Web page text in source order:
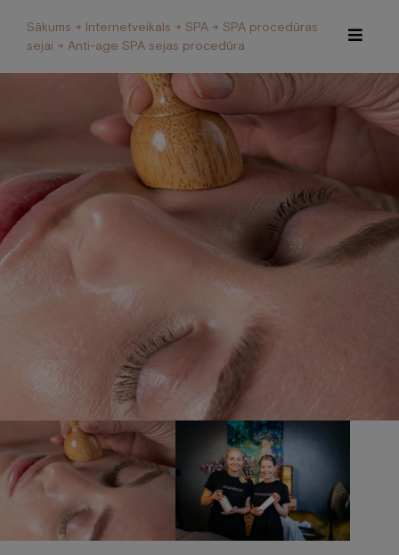
Īpašie piedāvājumi Internetveikals
Viesnīca
Restorāns un Café
Konferences
Veselības centrs
Dāvanu karte
Galerija
Par mums
Kontakti
Sākums → Internetveikals → SPA → SPA procedūras
sejai → Anti-age SPA sejas procedūra